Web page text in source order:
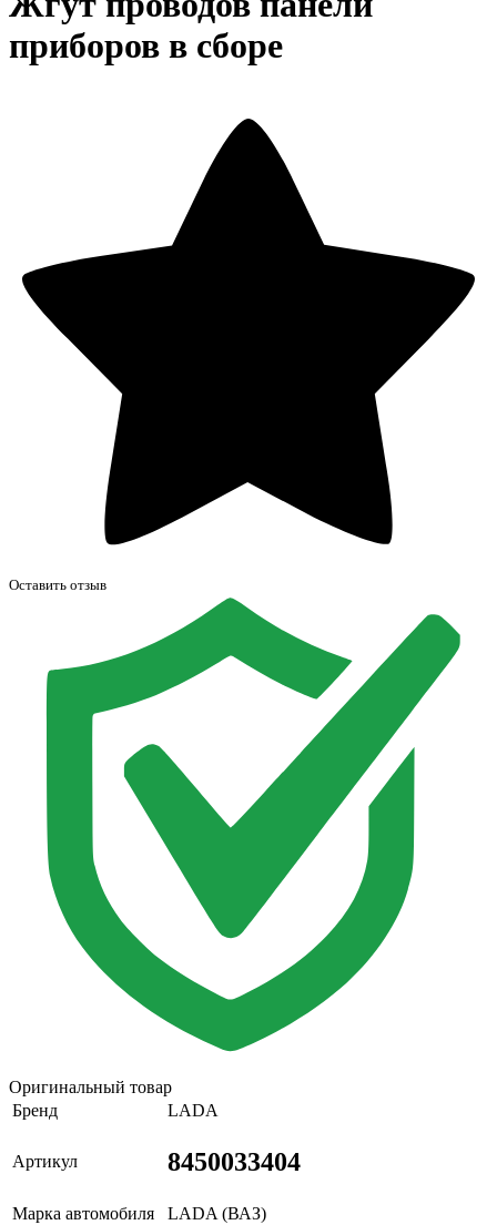
приборов в сборе
Оставить отзыв
Оригинальный товар
Бренд
LADA
Артикул 8450033404
Марка автомобиля
LADA (ВАЗ)